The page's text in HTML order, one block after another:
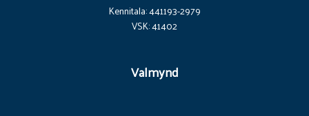
Kennitala: 441193-2979
VSK: 41402
Valmynd